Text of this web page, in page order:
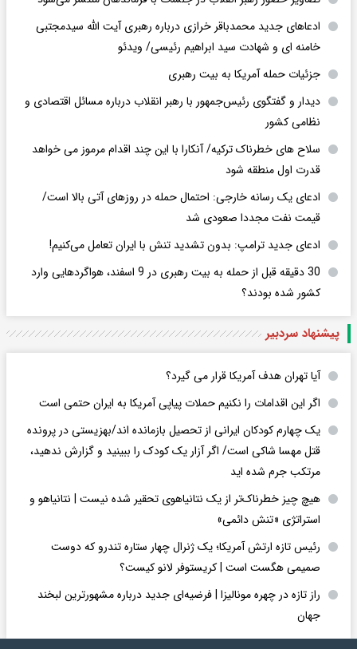
ادعاهای جدید محمدباقر خرازی درباره رهبری آیت الله سیدمجتبی
خامنه ای و شهادت سید ابراهیم رئیسی/ ویدئو
جزئیات حمله آمریکا به بیت رهبری
دیدار و گفتگوی رئیس‌جمهور با رهبر انقلاب درباره مسائل اقتصادی و
نظامی کشور
سلاح های خطرناک ترکیه/ آنکارا با این چند اقدام مرموز می خواهد
قدرت اول منطقه شود
ادعای یک رسانه خارجی: احتمال حمله در روزهای آتی بالا است/
قیمت نفت مجددا صعودی شد
ادعای جدید ترامپ: بدون تشدید تنش با ایران تعامل می‌کنیم!
30 دقیقه قبل از حمله به بیت رهبری در 9 اسفند، هواگردهایی وارد
کشور شده بودند؟
پیشنهاد سردبیر
آیا تهران هدف آمریکا قرار می گیرد؟
اگر این اقدامات را نکنیم حملات پیاپی آمریکا به ایران حتمی است
یک چهارم کودکان ایرانی از تحصیل بازمانده اند/بهزیستی در پرونده
قتل مهسا شاکی است/ اگر آزار یک کودک را ببینید و گزارش ندهید،
مرتکب جرم شده اید
هیچ چیز خطرناک‌تر از یک نتانیاهوی تحقیر شده نیست | نتانیاهو و
استراتژی «تنش دائمی»
رئیس تازه ارتش آمریکا؛ یک ژنرال چهار ستاره تندرو که دوست
صمیمی هگست است | کریستوفر لانو کیست؟
راز تازه در چهره مونالیزا | فرضیه‌ای جدید درباره مشهورترین لبخند
جهان